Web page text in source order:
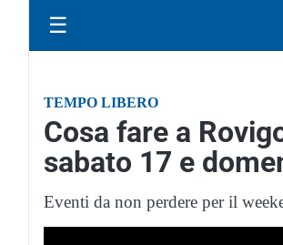
☰
TEMPO LIBERO
Cosa fare a
sabato 17 e
Eventi da non perdere per il